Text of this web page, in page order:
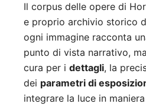
Il corpus delle opere di
e proprio archivio storico
ogni immagine racconta
punto di vista narrativo,
cura per i dettagli, la
dei parametri di
integrare la luce in